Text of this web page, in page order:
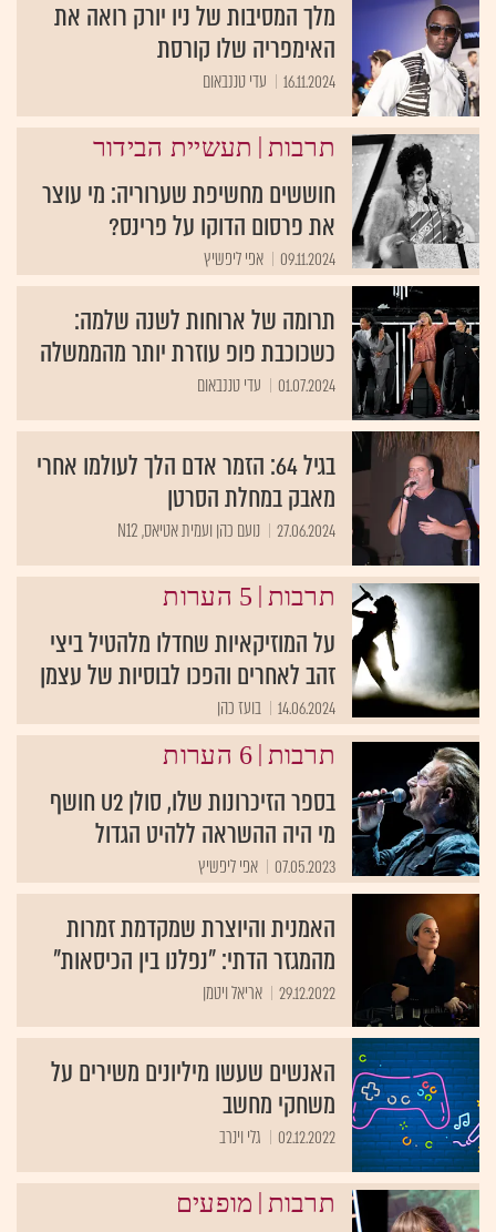
מלך המסיבות של ניו יורק רואה את
האימפריה שלו קורסת
16.11.2024 עדי טננבאום
תרבות | תעשיית הבידור
חוששים מחשיפת שערוריה: מי עוצר
את פרסום הדוקו על פרינס?
09.11.2024 אפי ליפשיץ
תרומה של ארוחות לשנה שלמה:
כשכוכבת פופ עוזרת יותר מהממשלה
01.07.2024 עדי טננבאום
בגיל 64: הזמר אדם הלך לעולמו אחרי
מאבק במחלת הסרטן
27.06.2024 נועם כהן ועמית אטיאס, N12
תרבות | 5 הערות
על המוזיקאיות שחדלו מלהטיל ביצי
זהב לאחרים והפכו לבוסיות של עצמן
14.06.2024 בועז כהן
תרבות | 6 הערות
בספר הזיכרונות שלו, סולן U2 חושף
מי היה ההשראה ללהיט הגדול
07.05.2023 אפי ליפשיץ
האמנית והיוצרת שמקדמת זמרות
מהמגזר הדתי: "נפלנו בין הכיסאות"
29.12.2022 אריאל ויטמן
האנשים שעשו מיליונים משירים על
משחקי מחשב
02.12.2022 גלי וינרב
תרבות | מופעים